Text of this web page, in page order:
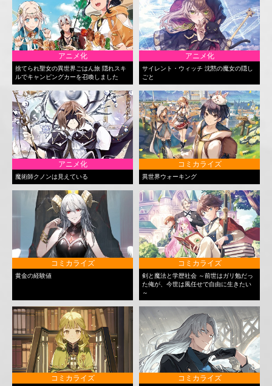
アニメ化
捨てられ聖女の異世界ごはん旅 隠れスキ
ルでキャンピングカーを召喚しました
アニメ化
サイレント・ウィッチ 沈黙の魔女の隠し
ごと
アニメ化
魔術師クノンは見えている
コミカライズ
異世界ウォーキング
コミカライズ
黄金の経験値
コミカライズ
剣と魔法と学歴社会 ～前世はガリ勉だっ
た俺が、今世は風任せで自由に生きたい
～
コミカライズ コミカライズ